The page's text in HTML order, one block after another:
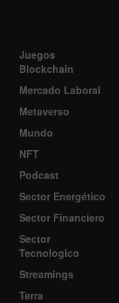
Juegos
Blockchain
Mercado Laboral
Metaverso
Mundo
NFT
Podcast
Sector Energético
Sector Financiero
Sector
Tecnologico
Streamings
Terra